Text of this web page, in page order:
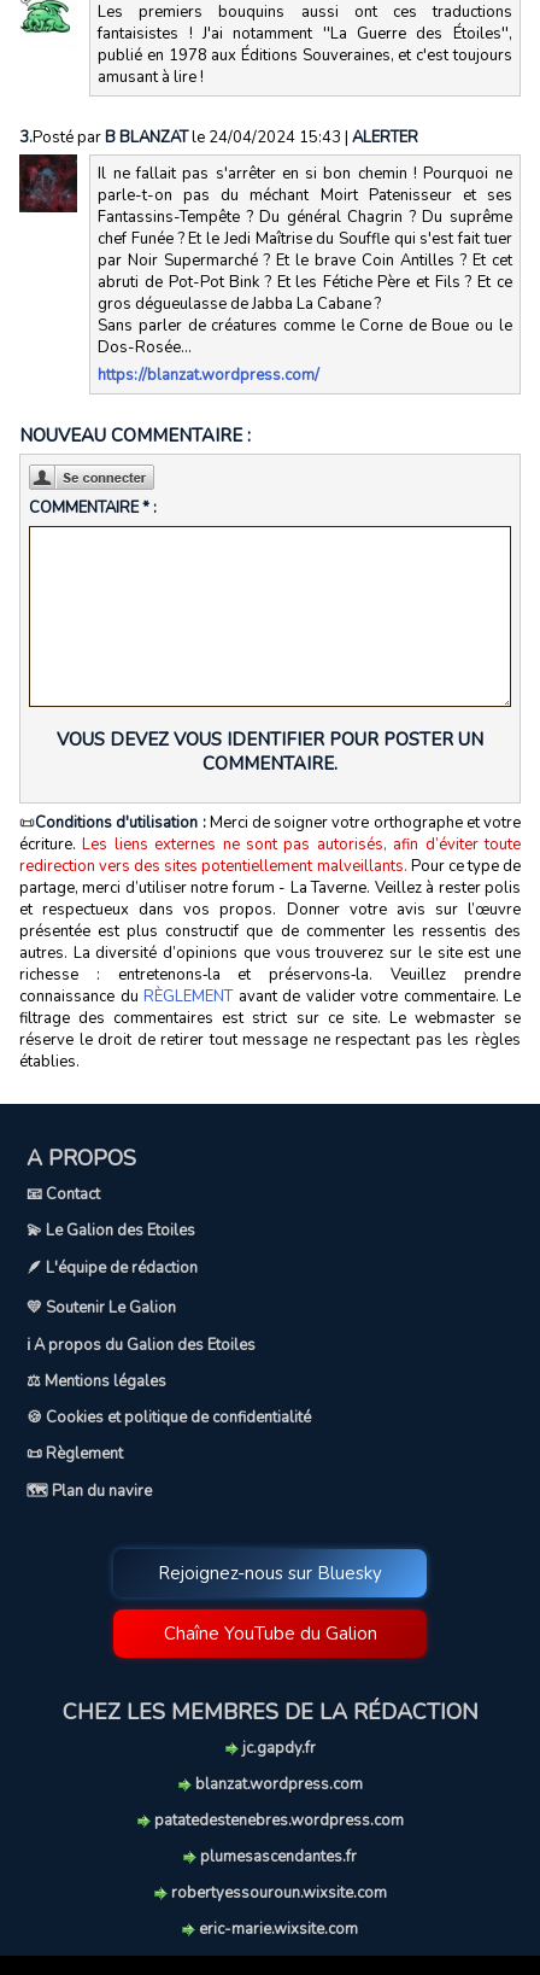
Les premiers bouquins aussi ont ces traductions
fantaisistes ! J'ai notamment ''La Guerre des Étoiles'',
publié en 1978 aux Éditions Souveraines, et c'est toujours
amusant à lire !
3.Posté parB BLANZATle 24/04/2024 15:43 | ALERTER
Il ne fallait pas s'arrêter en si bon chemin ! Pourquoi ne
parle-t-on pas du méchant Moirt Patenisseur et ses
Fantassins-Tempête ? Du général Chagrin ? Du suprême
chef Funée ? Et le Jedi Maîtrise du Souffle qui s'est fait tuer
par Noir Supermarché ? Et le brave Coin Antilles ? Et cet
abruti de Pot-Pot Bink ? Et les Fétiche Père et Fils ? Et ce
gros dégueulasse de Jabba La Cabane ?
Sans parler de créatures comme le Corne de Boue ou le
Dos-Rosée...
https://blanzat.wordpress.com/
NOUVEAU COMMENTAIRE :
COMMENTAIRE * :
VOUS DEVEZ VOUS IDENTIFIER POUR POSTER UN
COMMENTAIRE.
📜Conditions d'utilisation :Merci de soigner votre orthographe et votre
écriture.Les liens externes ne sont pas autorisés, afin d’éviter toute
redirection vers des sites potentiellement malveillants. Pour ce type de
partage, merci d’utiliser notre forum - La Taverne. Veillez à rester polis
et respectueux dans vos propos. Donner votre avis sur l’œuvre
présentée est plus constructif que de commenter les ressentis des
autres. La diversité d’opinions que vous trouverez sur le site est une
richesse : entretenons‑la et préservons‑la. Veuillez prendre
connaissance du RÈGLEMENTavant de valider votre commentaire. Le
filtrage des commentaires est strict sur ce site. Le webmaster se
réserve le droit de retirer tout message ne respectant pas les règles
établies.
A PROPOS
📧 Contact
💫 Le Galion des Etoiles
🪶 L'équipe de rédaction
💛 Soutenir Le Galion
ℹ️ A propos du Galion des Etoiles
⚖️ Mentions légales
🍪 Cookies et politique de confidentialité
📜 Règlement
🗺️ Plan du navire
Rejoignez-nous sur Bluesky
Chaîne YouTube du Galion
CHEZ LES MEMBRES DE LA RÉDACTION
jc.gapdy.fr
blanzat.wordpress.com
patatedestenebres.wordpress.com
plumesascendantes.fr
robertyessouroun.wixsite.com
eric-marie.wixsite.com